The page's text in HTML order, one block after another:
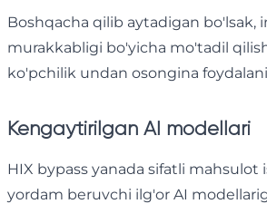
Boshqacha qilib aytadigan bo'lsak,
murakkabligi bo'yicha mo'tadil
ko'pchilik undan osongina
Kengaytirilgan AI modellari
HIX bypass yanada sifatli mahsulot
yordam beruvchi ilg'or AI